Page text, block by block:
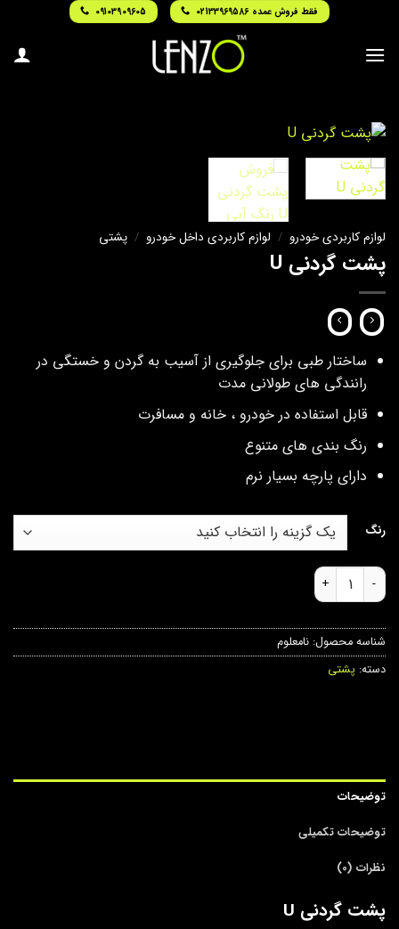
content
فقط فروش عمده 02133969586 09103909605
لوازم کاربردی خودرو / لوازم کاربردی داخل خودرو / پشتی
پشت گردنی U
ساختار طبی برای جلوگیری از آسیب به گردن و خستگی در
رانندگی‌ های طولانی مدت
قابل استفاده در خودرو ، خانه و مسافرت
رنگ بندی های متنوع
دارای پارچه بسیار نرم
رنگ
پشت گردنی U عدد
شناسه محصول: نامعلوم
دسته: پشتی
توضیحات
توضیحات تکمیلی
نظرات (0)
پشت گردنی U